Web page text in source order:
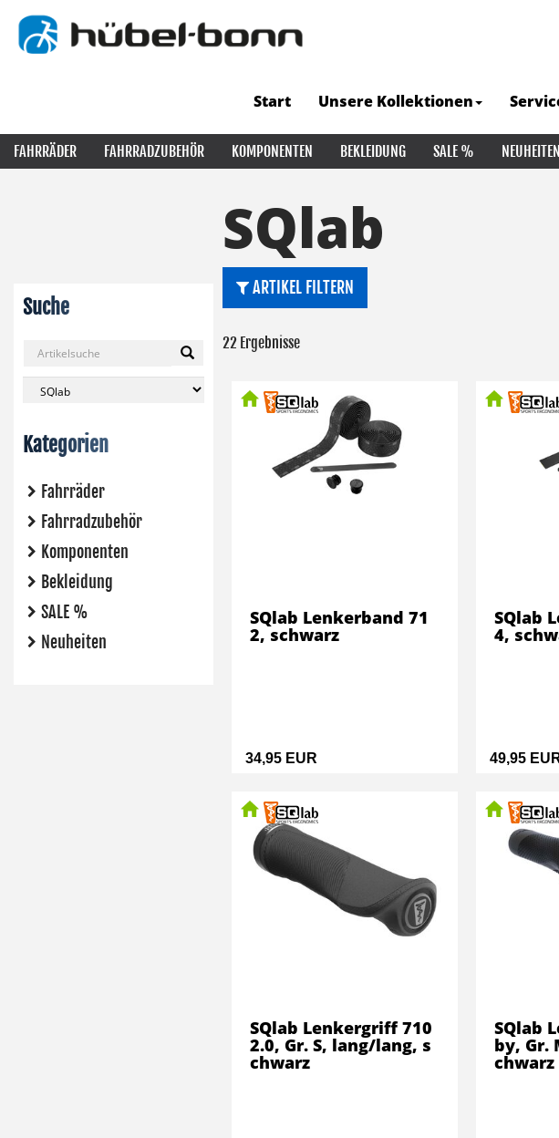
Start Unsere Kollektionen
FAHRRÄDER FAHRRADZUBEHÖR KOMPONENTEN BEKLEIDUNG SALE % NEUHEITEN
Suche
Kategorien
Fahrräder
Fahrradzubehör
Komponenten
Bekleidung
SALE %
Neuheiten
SQlab
ARTIKEL FILTERN
22 Ergebnisse
34,95 EUR
SQlab Lenkerband 71
2, schwarz
49,95
SQlab
4,
SQlab Lenkergriff 710
2.0, Gr. S, lang/lang, s
chwarz
SQlab
by, Gr.
chwarz